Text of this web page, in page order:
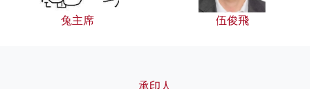
兔主席 伍俊飛
承印人